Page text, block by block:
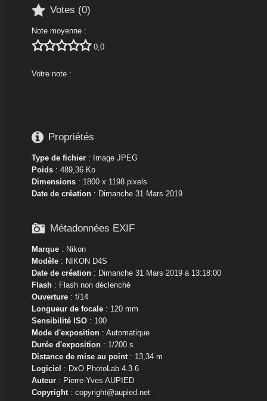
 Votes (0)
Note moyenne :
 0,0
Votre note :
 Propriétés
Type de fichier: Image JPEG
Poids: 489,36 Ko
Dimensions: 1800 x 1198 pixels
Date de création: Dimanche 31 Mars 2019
 Métadonnées EXIF
Marque: Nikon
Modèle: NIKON D4S
Date de création: Dimanche 31 Mars 2019 à 13:18:00
Flash: Flash non déclenché
Ouverture: f/14
Longueur de focale: 120 mm
Sensibilité ISO: 100
Mode d'exposition: Automatique
Durée d'exposition: 1/200 s
Distance de mise au point: 13,34 m
Logiciel : DxO PhotoLab 4.3.6
Auteur: Pierre-Yves AUPIED
Copyright: copyright@aupied.net